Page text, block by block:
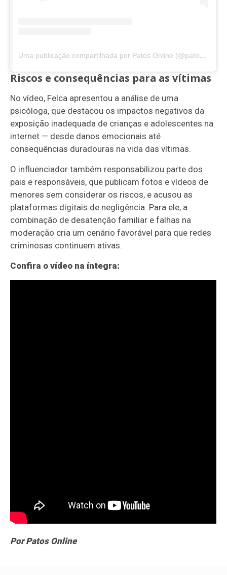
Uma publicação compartilhada por Patos Online (@patosonline)
Riscos e consequências para as vítimas
No vídeo, Felca apresentou a análise de uma
psicóloga, que destacou os impactos negativos da
exposição inadequada de crianças e adolescentes na
internet — desde danos emocionais até
consequências duradouras na vida das vítimas.
O influenciador também responsabilizou parte dos
pais e responsáveis, que publicam fotos e vídeos de
menores sem considerar os riscos, e acusou as
plataformas digitais de negligência. Para ele, a
combinação de desatenção familiar e falhas na
moderação cria um cenário favorável para que redes
criminosas continuem ativas.
Confira o vídeo na íntegra:
Por Patos Online